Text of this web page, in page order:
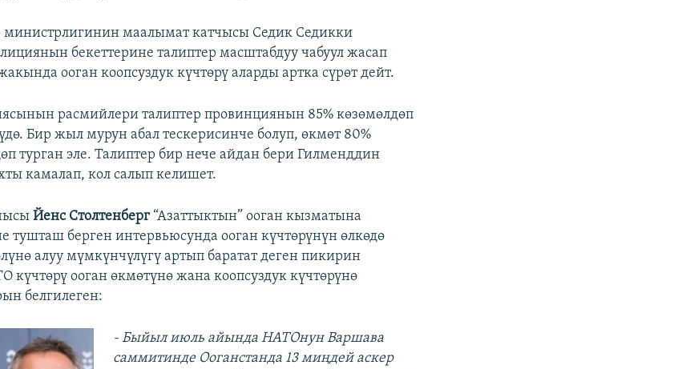
маалымат катчысы Седик Седикки
бекеттерине талиптер масштабдуу чабуул жасап
ооган коопсуздук күчтөрү аларды артка сүрөт дейт.
расмийлери талиптер провинциянын 85% көзөмөлдөп
Бир жыл мурун абал тескерисинче болуп, өкмөт 80%
турган эле. Талиптер бир нече айдан бери Гилменддин
камалап, кол салып келишет.
Йенс Столтенберг “Азаттыктын” ооган кызматына
тушташ берген интервьюсунда ооган күчтөрүнүн өлкөдө
алуу мүмкүнчүлүгү артып баратат деген пикирин
күчтөрү ооган өкмөтүнө жана коопсуздук күчтөрүнө
белгилеген:
- Быйыл июль айында НАТОнун Варшава
саммитинде Ооганстанда 13 миңдей аскер